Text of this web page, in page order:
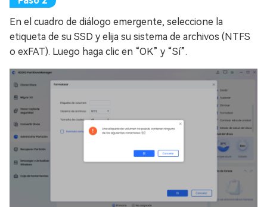
En el cuadro de diálogo emergente, seleccione la
etiqueta de su SSD y elija su sistema de archivos (NTFS
o exFAT). Luego haga clic en “OK” y “Sí”.